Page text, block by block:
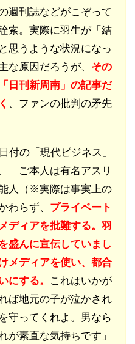
週刊誌などがこぞって
索。実際に羽生が「結
思うような状況になっ
な原因だろうが、 その
日刊新周南」の記事だ
、ファンの批判の矛先
付の「現代ビジネス」
「ご本人は有名アスリ
人（※実際は事実上の
わらず、 プライベート
ディアを批難する。羽
盛んに宣伝していまし
メディアを使い、都合
にする。
これはいかが
ば地元の子が泣かされ
守ってくれよ。男なら
が素直な気持ちです」